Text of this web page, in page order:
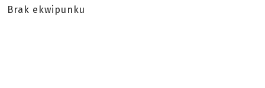
Brak ekwipunku